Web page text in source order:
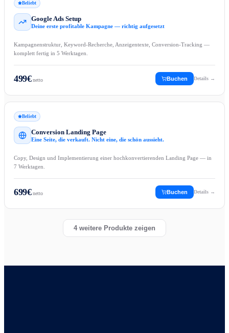
Beliebt
Google Ads Setup
Deine erste profitable Kampagne — richtig aufgesetzt
Kampagnenstruktur, Keyword-Recherche, Anzeigentexte, Conversion-Tracking —
komplett fertig in 5 Werktagen.
499€netto Buchen Details →
Beliebt
Conversion Landing Page
Eine Seite, die verkauft. Nicht eine, die schön aussieht.
Copy, Design und Implementierung einer hochkonvertierenden Landing Page — in
7 Werktagen.
699€netto Buchen Details →
4 weitere Produkte zeigen